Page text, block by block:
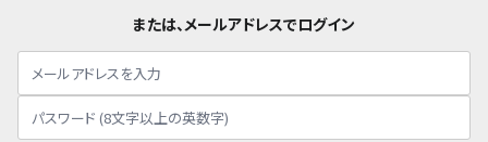
または、メールアドレスでログイン